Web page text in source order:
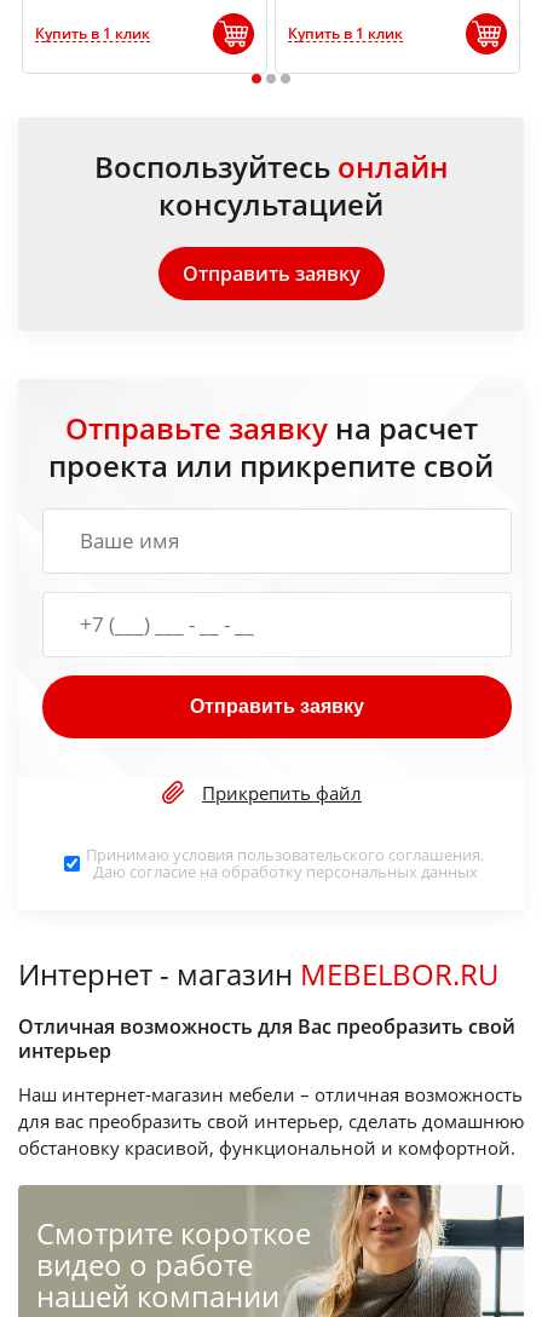
Купить в 1 клик Купить в 1 клик
1 2 3
Воспользуйтесь онлайн
консультацией
Отправить заявку
Отправьте заявкуна расчет
проекта или прикрепите свой
Отправить заявку
Прикрепить файл
Принимаю условия пользовательского соглашения.
Даю согласие на обработку персональных данных
Интернет - магазин MEBELBOR.RU
Отличная возможность для Вас преобразить свой
интерьер
Наш интернет-магазин мебели – отличная возможность
для вас преобразить свой интерьер, сделать домашнюю
обстановку красивой, функциональной и комфортной.
Cмотрите короткое
видео о работе
нашей компании